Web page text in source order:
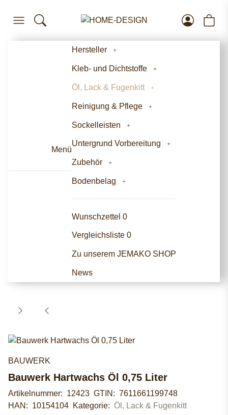
Menü
Hersteller
Kleb- und Dichtstoffe
Öl, Lack & Fugenkitt
Reinigung & Pflege
Sockelleisten
Untergrund Vorbereitung
Zubehör
Bodenbelag
Wunschzettel 0
Vergleichsliste 0
Zu unserem JEMAKO SHOP
News
BAUWERK
Bauwerk Hartwachs Öl 0,75 Liter
Artikelnummer: 12423 GTIN: 7611661199748
HAN: 10154104 Kategorie: Öl, Lack & Fugenkitt